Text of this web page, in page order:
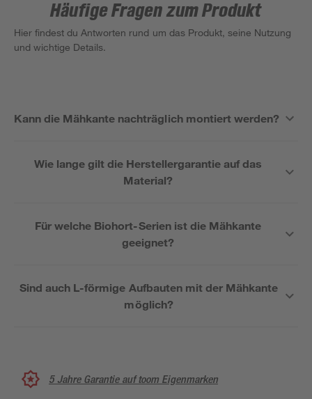
Häufige Fragen zum Produkt
Hier findest du Antworten rund um das Produkt, seine Nutzung
und wichtige Details.
Kann die Mähkante nachträglich montiert werden?
Wie lange gilt die Herstellergarantie auf das
Material?
Für welche Biohort-Serien ist die Mähkante
geeignet?
Sind auch L-förmige Aufbauten mit der Mähkante
möglich?
5 Jahre Garantie auf toom Eigenmarken